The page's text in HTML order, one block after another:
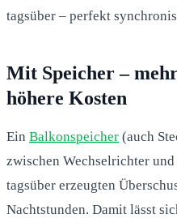
tagsüber – perfekt
Mit Speicher –
höhere Kosten
Ein Balkonspeicher (auch
zwischen Wechselrichter
tagsüber erzeugten
Nachtstunden. Damit lässt